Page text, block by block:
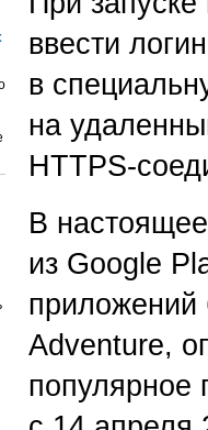
ввести
в
на
НТТРS-
В
из Google
приложений
Adventure,
популярное